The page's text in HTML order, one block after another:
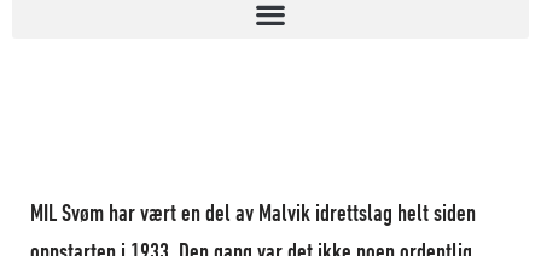
MIL Svøm har vært en del av Malvik idrettslag helt siden